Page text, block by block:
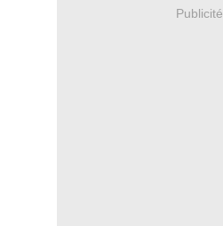
Publicité